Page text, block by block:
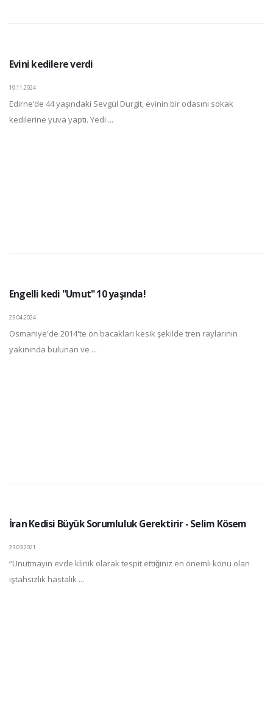
Evini kedilere verdi
19.11.2024
Edirne’de 44 yaşındaki Sevgül Durgit, evinin bir odasını sokak
kedilerine yuva yaptı. Yedi ...
Engelli kedi "Umut" 10 yaşında!
25.04.2024
Osmaniye'de 2014'te ön bacakları kesik şekilde tren raylarının
yakınında bulunan ve ...
İran Kedisi Büyük Sorumluluk Gerektirir - Selim Kösem
23.03.2021
“Unutmayın evde klinik olarak tespit ettiğiniz en önemli konu olan
iştahsızlık hastalık ...